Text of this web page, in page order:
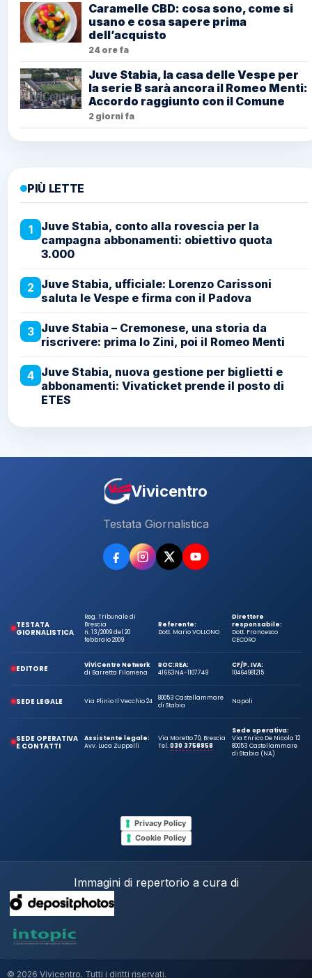
Caramelle CBD: cosa sono, come si
usano e cosa sapere prima
dell’acquisto
24 ore fa
Juve Stabia, la casa delle Vespe per
la serie B sarà ancora il Romeo Menti:
Accordo raggiunto con il Comune
2 giorni fa
PIÙ LETTE
1
Juve Stabia, conto alla rovescia per la
campagna abbonamenti: obiettivo quota
3.000
2 Juve Stabia, ufficiale: Lorenzo Carissoni
saluta le Vespe e firma con il Padova
3 Juve Stabia – Cremonese, una storia da
riscrivere: prima lo Zini, poi il Romeo Menti
4 Juve Stabia, nuova gestione per biglietti e
abbonamenti: Vivaticket prende il posto di
ETES
Vivicentro
Testata Giornalistica
TESTATA
GIORNALISTICA
Reg. Tribunale di
Brescia
n. 13/2009 del 20
febbraio 2009
Referente:
Dott. Mario VOLLONO
Direttore
responsabile:
Dott. Francesco
CECORO
EDITORE
ViViCentro Network
di Barretta Filomena
ROC:
41663
REA:
NA-1107749
CF/P. IVA:
10464981215
SEDE LEGALE Via Plinio Il Vecchio 24
80053 Castellammare
di Stabia
Napoli
SEDE OPERATIVA
E CONTATTI
Assistente legale:
Avv. Luca Zuppelli
Via Moretto 70, Brescia
Tel.030 3758858
Sede operativa:
Via Enrico De Nicola 12
80053 Castellammare
di Stabia (NA)
Privacy Policy
Cookie Policy
Immagini di repertorio a cura di
© 2026 Vivicentro. Tutti i diritti riservati.